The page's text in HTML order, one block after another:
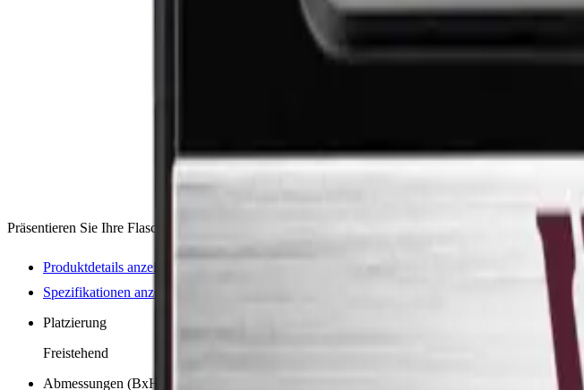
Präsentieren Sie Ihre Flaschen in diesem Super-Premium-Weinkühlschrank der dänischen Marke
Produktdetails anzeigen
Spezifikationen anzeigen
Platzierung
Freistehend
Abmessungen (BxHxT cm)